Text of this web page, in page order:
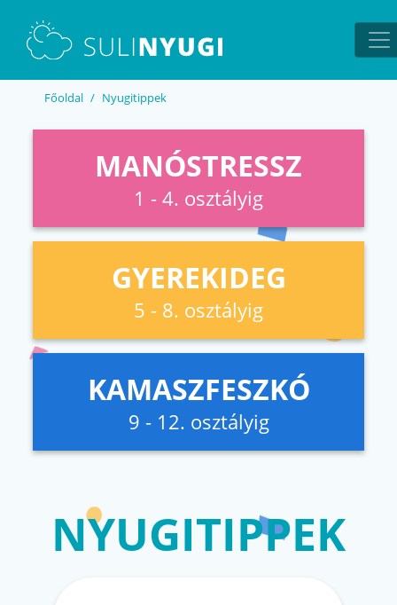
Főoldal Nyugitippek
MANÓSTRESSZ
1 - 4. osztályig
GYEREKIDEG
5 - 8. osztályig
KAMASZFESZKÓ
9 - 12. osztályig
NYUGITIPPEK